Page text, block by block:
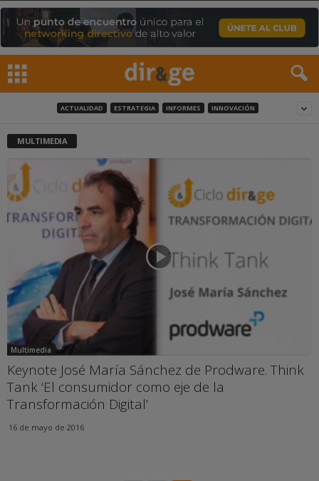
ACTUALIDAD ESTRATEGIA INFORMES INNOVACIÓN
MULTIMEDIA
Multimedia
Keynote José María Sánchez de Prodware. Think
Tank ‘El consumidor como eje de la
Transformación Digital’
16 de mayo de 2016